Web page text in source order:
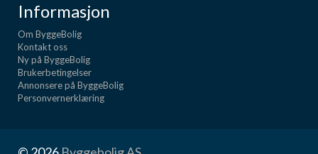
Informasjon
Om ByggeBolig
Kontakt oss
Ny på ByggeBolig
Brukerbetingelser
Annonsere på ByggeBolig
Personvernerklæring